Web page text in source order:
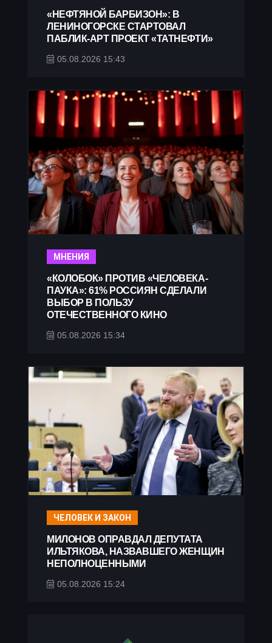
«НЕФТЯНОЙ БАРБИЗОН»: В
ЛЕНИНОГОРСКЕ СТАРТОВАЛ
ПАБЛИК-АРТ ПРОЕКТ «ТАТНЕФТИ»
05.08.2026 15:43
МНЕНИЯ
«КОЛОБОК» ПРОТИВ «ЧЕЛОВЕКА-
ПАУКА»: 61% РОССИЯН СДЕЛАЛИ
ВЫБОР В ПОЛЬЗУ
ОТЕЧЕСТВЕННОГО КИНО
05.08.2026 15:34
ЧЕЛОВЕК И ЗАКОН
МИЛОНОВ ОПРАВДАЛ ДЕПУТАТА
ИЛЬТЯКОВА, НАЗВАВШЕГО ЖЕНЩИН
НЕПОЛНОЦЕННЫМИ
05.08.2026 15:24